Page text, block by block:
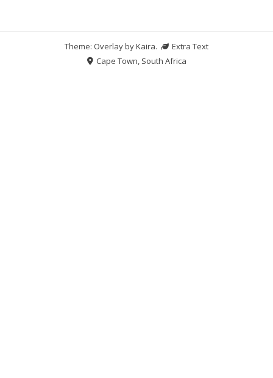
Theme: Overlay byKaira.
Extra Text
Cape Town, South Africa